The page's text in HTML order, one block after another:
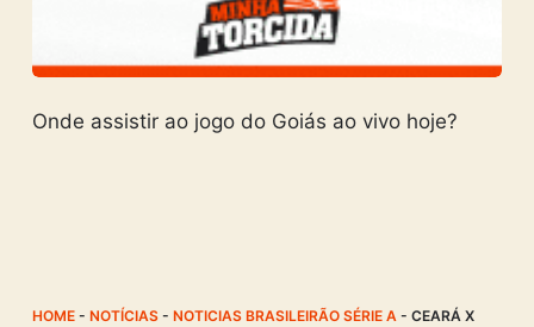
Onde assistir ao jogo do Goiás ao vivo hoje?
HOME- NOTÍCIAS- NOTICIAS BRASILEIRÃO SÉRIE A - CEARÁ X